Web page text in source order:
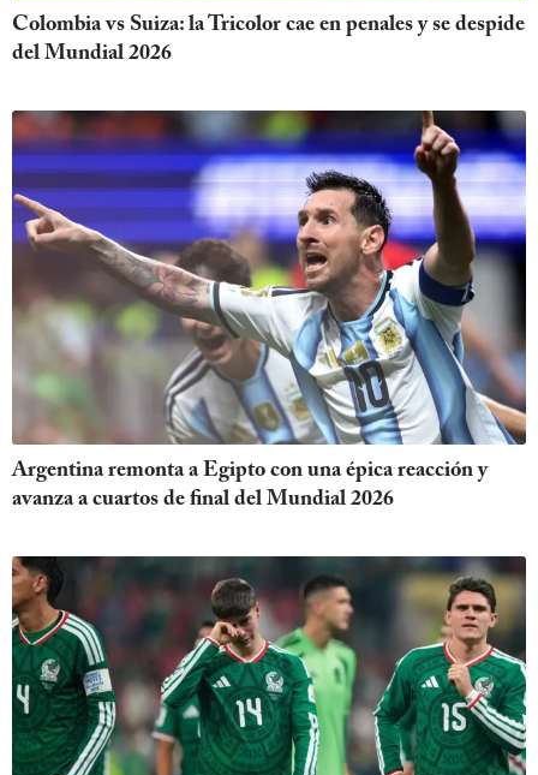
Colombia vs Suiza: la Tricolor cae en penales y se despide
del Mundial 2026
Argentina remonta a Egipto con una épica reacción y
avanza a cuartos de final del Mundial 2026